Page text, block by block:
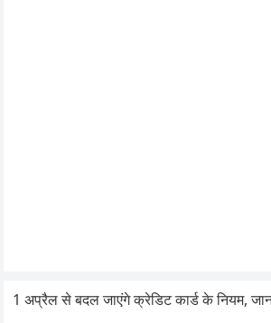
1 अप्रैल से बदल जाएंगे क्रेडिट कार्ड के नियम,